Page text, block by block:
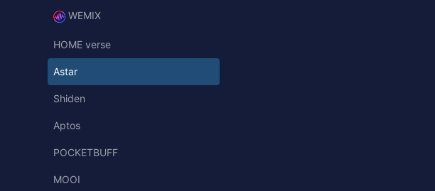
WEMIX
HOME verse
Astar
Shiden
Aptos
POCKETBUFF
MOOI